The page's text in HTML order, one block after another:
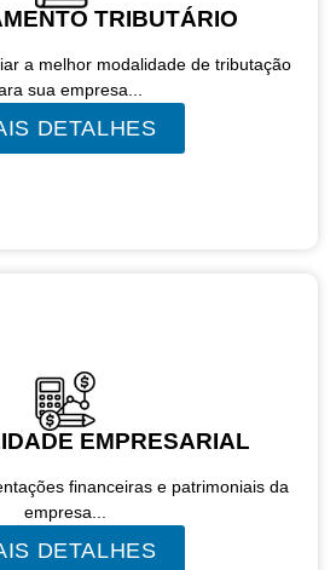
TRIBUTÁRIO
a melhor modalidade de tributação
sua empresa...
DETALHES
EMPRESARIAL
financeiras e patrimoniais da
empresa...
DETALHES